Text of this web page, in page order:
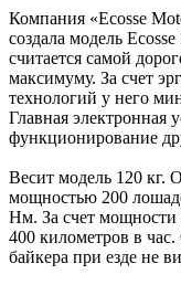
Компания «Ecosse
создала модель
считается самой
максимуму. За счет
технологий у него
Главная электронная
функционирование
Весит модель 120 кг.
мощностью 200
Нм. За счет мощности
400 километров в
байкера при езде не